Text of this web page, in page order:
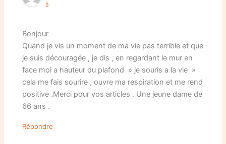
à
Bonjour
Quand je vis un moment de ma vie pas terrible et que
je suis découragée , je dis , en regardant le mur en
face moi a hauteur du plafond » je souris a la vie »
cela me fais sourire , ouvre ma respiration et me rend
positive .Merci pour vos articles . Une jeune dame de
66 ans .
Répondre